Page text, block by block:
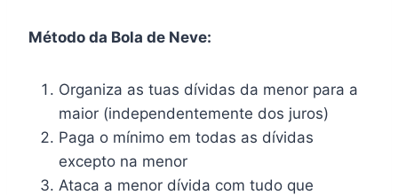
Método da Bola de Neve:
Organiza as tuas dívidas da menor para a
maior (independentemente dos juros)
Paga o mínimo em todas as dívidas
excepto na menor
Ataca a menor dívida com tudo que